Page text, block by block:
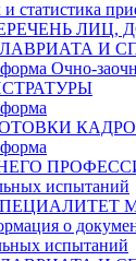
статистика
ЛИЦ,
И
Очно-
испытаний
о
испытаний